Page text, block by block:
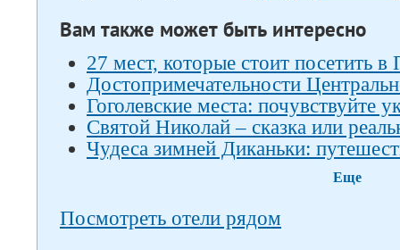
Вам также может быть интересно
27 мест, которые стоит посетить в
Достопримечательности
Гоголевские места: почувствуйте
Святой Николай – сказка или
Чудеса зимней Диканьки:
Еще
Посмотреть отели рядом